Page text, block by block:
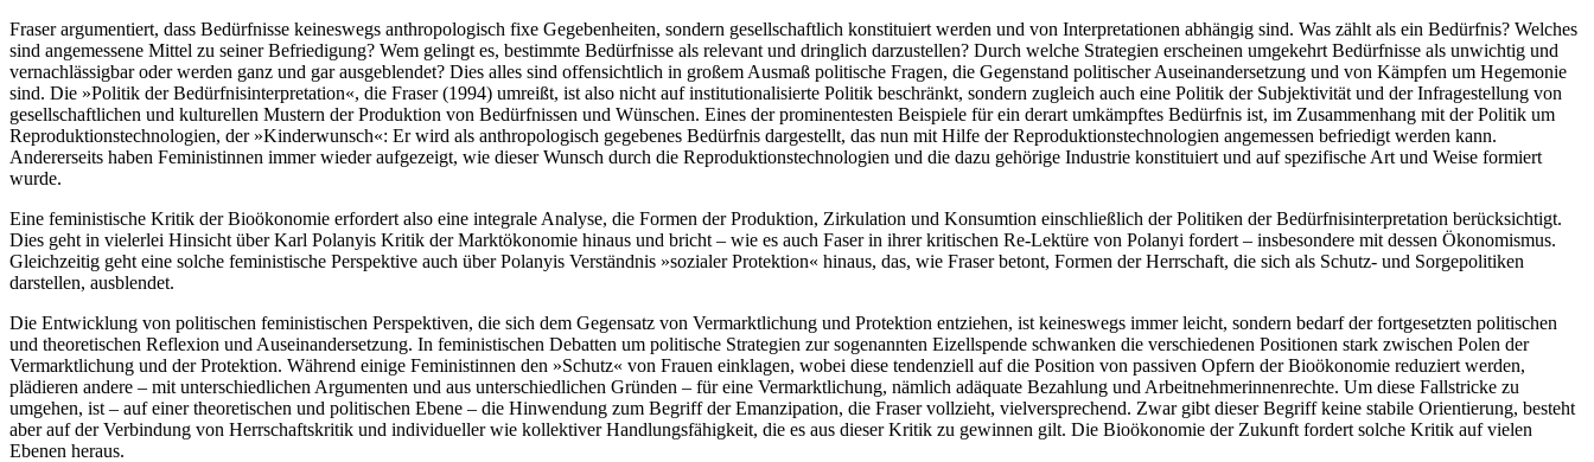
Fraser argumentiert, dass Bedürfnisse keineswegs anthropologisch fixe Gegebenheiten, sondern gesellschaftlich konstituiert werden und von Interpretationen abhängig sind. Was zählt als ein Bedürfnis? Welches
sind angemessene Mittel zu seiner Befriedigung? Wem gelingt es, bestimmte Bedürfnisse als relevant und dringlich darzustellen? Durch welche Strategien erscheinen umgekehrt Bedürfnisse als unwichtig und
vernachlässigbar oder werden ganz und gar ausgeblendet? Dies alles sind offensichtlich in großem Ausmaß politische Fragen, die Gegenstand politischer Auseinandersetzung und von Kämpfen um Hegemonie
sind. Die »Politik der Bedürfnisinterpretation«, die Fraser (1994) umreißt, ist also nicht auf institutionalisierte Politik beschränkt, sondern zugleich auch eine Politik der Subjektivität und der Infragestellung von
gesellschaftlichen und kulturellen Mustern der Produktion von Bedürfnissen und Wünschen. Eines der prominentesten Beispiele für ein derart umkämpftes Bedürfnis ist, im Zusammenhang mit der Politik um
Reproduktionstechnologien, der »Kinderwunsch«: Er wird als anthropologisch gegebenes Bedürfnis dargestellt, das nun mit Hilfe der Reproduktionstechnologien angemessen befriedigt werden kann.
Andererseits haben Feministinnen immer wieder aufgezeigt, wie dieser Wunsch durch die Reproduktionstechnologien und die dazu gehörige Industrie konstituiert und auf spezifische Art und Weise formiert
wurde.
Eine feministische Kritik der Bioökonomie erfordert also eine integrale Analyse, die Formen der Produktion, Zirkulation und Konsumtion einschließlich der Politiken der Bedürfnisinterpretation berücksichtigt.
Dies geht in vielerlei Hinsicht über Karl Polanyis Kritik der Marktökonomie hinaus und bricht – wie es auch Faser in ihrer kritischen Re-Lektüre von Polanyi fordert – insbesondere mit dessen Ökonomismus.
Gleichzeitig geht eine solche feministische Perspektive auch über Polanyis Verständnis »sozialer Protektion« hinaus, das, wie Fraser betont, Formen der Herrschaft, die sich als Schutz- und Sorgepolitiken
darstellen, ausblendet.
Die Entwicklung von politischen feministischen Perspektiven, die sich dem Gegensatz von Vermarktlichung und Protektion entziehen, ist keineswegs immer leicht, sondern bedarf der fortgesetzten politischen
und theoretischen Reflexion und Auseinandersetzung. In feministischen Debatten um politische Strategien zur sogenannten Eizellspende schwanken die verschiedenen Positionen stark zwischen Polen der
Vermarktlichung und der Protektion. Während einige Feministinnen den »Schutz« von Frauen einklagen, wobei diese tendenziell auf die Position von passiven Opfern der Bioökonomie reduziert werden,
plädieren andere – mit unterschiedlichen Argumenten und aus unterschiedlichen Gründen – für eine Vermarktlichung, nämlich adäquate Bezahlung und Arbeitnehmerinnenrechte. Um diese Fallstricke zu
umgehen, ist – auf einer theoretischen und politischen Ebene – die Hinwendung zum Begriff der Emanzipation, die Fraser vollzieht, vielversprechend. Zwar gibt dieser Begriff keine stabile Orientierung, besteht
aber auf der Verbindung von Herrschaftskritik und individueller wie kollektiver Handlungsfähigkeit, die es aus dieser Kritik zu gewinnen gilt. Die Bioökonomie der Zukunft fordert solche Kritik auf vielen
Ebenen heraus.